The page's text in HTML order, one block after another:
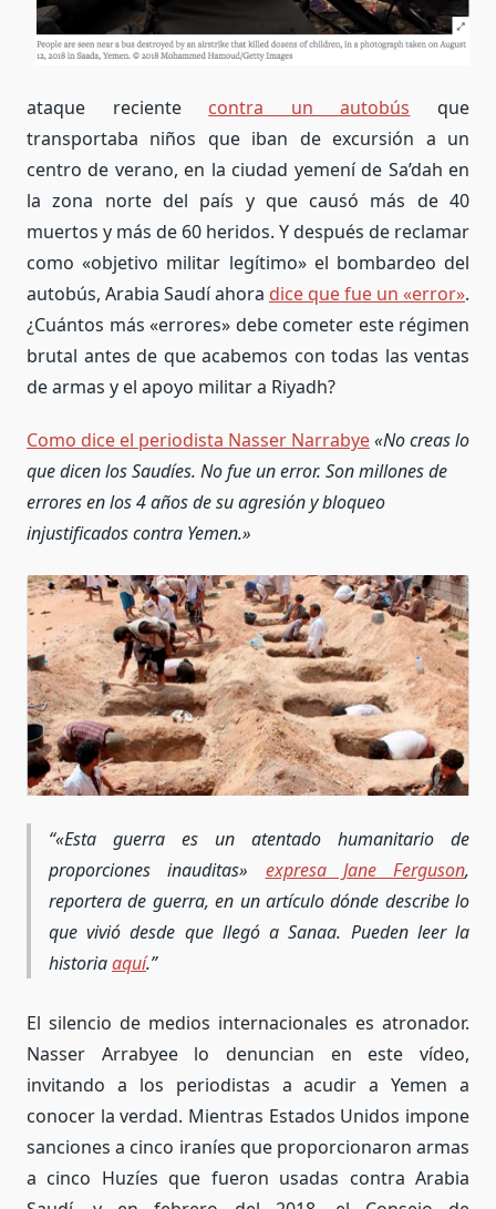
ataque reciente contra un autobús que
transportaba niños que iban de excursión a un
centro de verano, en la ciudad yemení de Sa’dah en
la zona norte del país y que causó más de 40
muertos y más de 60 heridos. Y después de reclamar
como «objetivo militar legítimo» el bombardeo del
autobús, Arabia Saudí ahora dice que fue un «error».
¿Cuántos más «errores» debe cometer este régimen
brutal antes de que acabemos con todas las ventas
de armas y el apoyo militar a Riyadh?
Como dice el periodista Nasser Narrabye«No creas lo
que dicen los Saudíes. No fue un error. Son millones de
errores en los 4 años de su agresión y bloqueo
injustificados contra Yemen.»
«Esta guerra es un atentado humanitario de
proporciones inauditas» expresa Jane Ferguson,
reportera de guerra, en un artículo dónde describe lo
que vivió desde que llegó a Sanaa. Pueden leer la
historiaaquí.
El silencio de medios internacionales es atronador.
Nasser Arrabyee lo denuncian en este vídeo,
invitando a los periodistas a acudir a Yemen a
conocer la verdad. Mientras Estados Unidos impone
sanciones a cinco iraníes que proporcionaron armas
a cinco Huzíes que fueron usadas contra Arabia